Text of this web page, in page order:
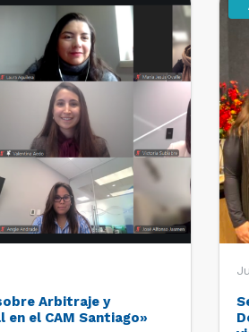
Arbitraje y
en el CAM Santiago»